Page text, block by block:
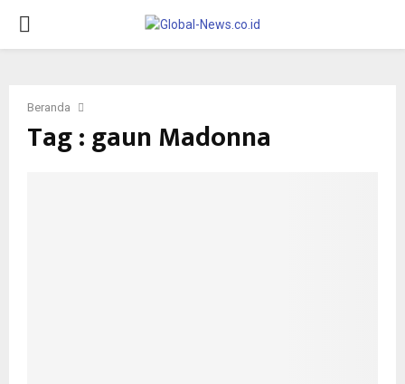
PRIMARY
Beranda
Tag : gaun Madonna